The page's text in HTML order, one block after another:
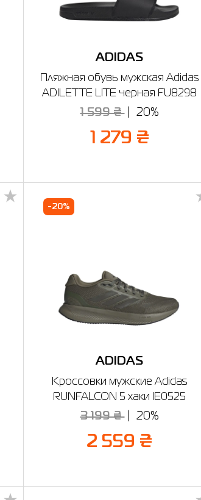
ADIDAS
Пляжная обувь мужская Adidas
ADILETTE LITE черная FU8298
1 599 ₴ 20%
1 279 ₴
-20%
ADIDAS
Кроссовки мужские Adidas
RUNFALCON 5 хаки IE0525
3 199 ₴ 20%
2 559 ₴